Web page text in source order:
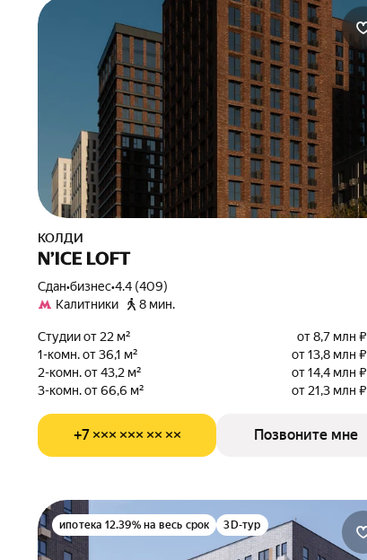
КОЛДИ
N’ICE LOFT
Сдан•бизнес•4.4 (409)
Калитники
8 мин.
Студии от 22 м²
от 8,7 млн ₽
1-комн. от 36,1 м²
от 13,8 млн ₽
2-комн. от 43,2 м²
от 14,4 млн ₽
3-комн. от 66,6 м²
от 21,3 млн ₽
+7 ××× ××× ×× ×× Позвоните мне
ипотека 12.39% на весь срок 3D-тур